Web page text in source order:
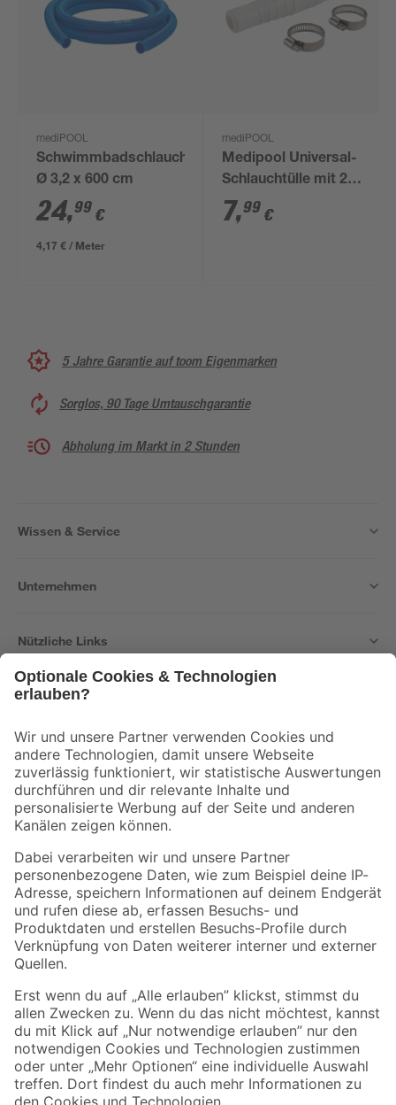
mediPOOL
Schwimmbadschlauch
Ø 3,2 x 600 cm
24,99 €
4,17 € / Meter
mediPOOL
Medipool Universal-
Schlauchtülle mit 2
Schellen Ø 32 und 38
mm
7,99 €
5 Jahre Garantie auf toom Eigenmarken
Sorglos, 90 Tage Umtauschgarantie
Abholung im Markt in 2 Stunden
Wissen & Service
Unternehmen
Nützliche Links
Der toom Newsletter: Keine Angebote und Aktionen mehr verpassen!
Zur Newsletter Anmeldung
Folge uns
Zahlungsarten Versandarten
Sicher einkaufen
Jetzt die toom-App herunterladen